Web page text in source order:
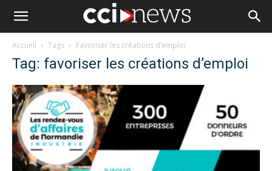
Accueil Tags Favoriser les créations d’emploi
Tag: favoriser les créations d’emploi